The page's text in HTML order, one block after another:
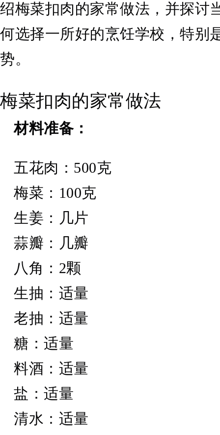
绍梅菜扣肉的家常做法，并探讨
何选择一所好的烹饪学校，特别
势。
梅菜扣肉的家常做法
材料准备：
五花肉：500克
梅菜：100克
生姜：几片
蒜瓣：几瓣
八角：2颗
生抽：适量
老抽：适量
糖：适量
料酒：适量
盐：适量
清水：适量